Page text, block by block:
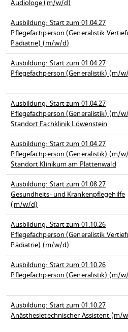
Audiologe (m/w/d)
Ausbildung: Start zum 01.04.27
Pflegefachperson (Generalistik
Pädiatrie) (m/w/d)
Ausbildung: Start zum 01.04.27
Pflegefachperson (Generalistik) (m/
Ausbildung: Start zum 01.04.27
Pflegefachperson (Generalistik) (m/
Standort Fachklinik Löwenstein
Ausbildung: Start zum 01.04.27
Pflegefachperson (Generalistik) (m/
Standort Klinikum am Plattenwald
Ausbildung: Start zum 01.08.27
Gesundheits- und Krankenpflegehilfe
(m/w/d)
Ausbildung: Start zum 01.10.26
Pflegefachperson (Generalistik
Pädiatrie) (m/w/d)
Ausbildung: Start zum 01.10.26
Pflegefachperson (Generalistik) (m/
Ausbildung: Start zum 01.10.27
Anästhesietechnischer Assistent (m/